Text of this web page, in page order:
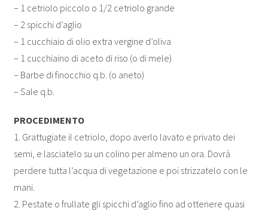
– 1 cetriolo piccolo o 1/2 cetriolo grande
– 2 spicchi d’aglio
– 1 cucchiaio di olio extra vergine d’oliva
– 1 cucchiaino di aceto di riso (o di mele)
– Barbe di finocchio q.b. (o aneto)
– Sale q.b.
PROCEDIMENTO
1. Grattugiate il cetriolo, dopo averlo lavato e privato dei
semi, e lasciatelo su un colino per almeno un ora. Dovrà
perdere tutta l’acqua di vegetazione e poi strizzatelo con le
mani.
2. Pestate o frullate gli spicchi d’aglio fino ad ottenere quasi